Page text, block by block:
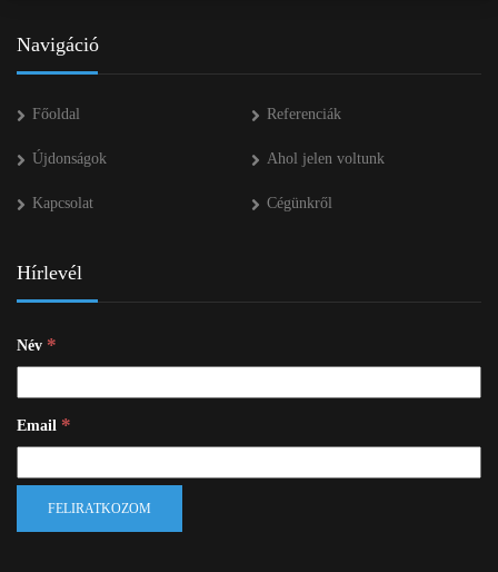
Navigáció
Főoldal Referenciák
Újdonságok Ahol jelen voltunk
Kapcsolat Cégünkről
Hírlevél
Név *
Email *